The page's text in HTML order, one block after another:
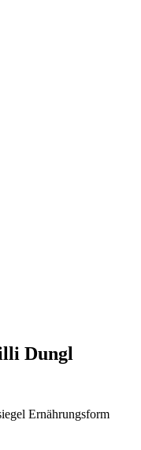
Dungl
Ernährungsform